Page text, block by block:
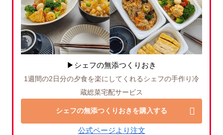
▶シェフの無添つくりおき
1週間の2日分の夕食を楽にしてくれるシェフの手作り冷
蔵総菜宅配サービス
シェフの無添つくりおきを購入する
公式ページより注文